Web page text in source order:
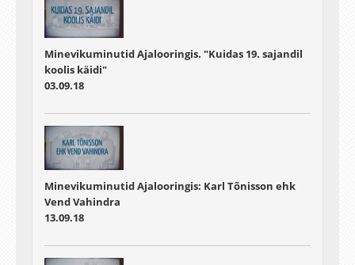
Minevikuminutid Ajalooringis. "Kuidas 19. sajandil
koolis käidi"
03.09.18
Minevikuminutid Ajalooringis: Karl Tõnisson ehk
Vend Vahindra
13.09.18